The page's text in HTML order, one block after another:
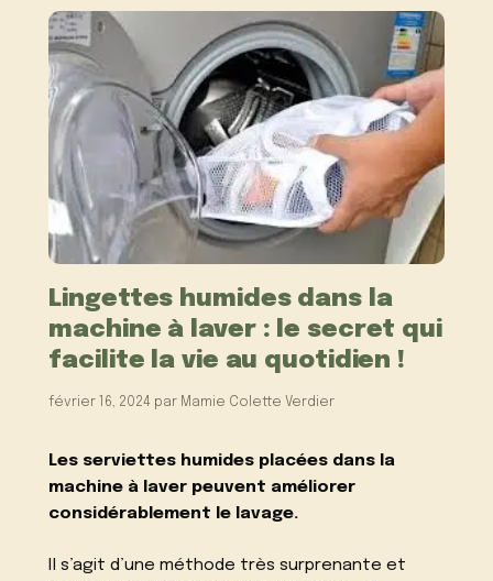
Lingettes humides dans la
machine à laver : le secret qui
facilite la vie au quotidien !
février 16, 2024 par Mamie Colette Verdier
Les serviettes humides placées dans la
machine à laver peuvent améliorer
considérablement le lavage.
Il s’agit d’une méthode très surprenante et